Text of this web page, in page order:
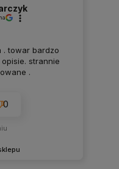
. towar bardzo
strannie
.
0